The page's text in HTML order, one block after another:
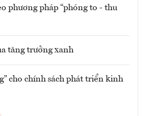
phương pháp “phóng to - thu
tăng trưởng xanh
cho chính sách phát triển kinh